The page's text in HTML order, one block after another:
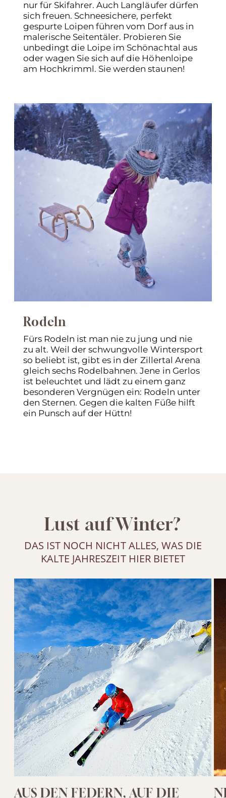
nur für Skifahrer. Auch Langläufer dürfen
sich freuen. Schneesichere, perfekt
gespurte Loipen führen vom Dorf aus in
malerische Seitentäler. Probieren Sie
unbedingt die Loipe im Schönachtal aus
oder wagen Sie sich auf die Höhenloipe
am Hochkrimml. Sie werden staunen!
Rodeln
Fürs Rodeln ist man nie zu jung und nie
zu alt. Weil der schwungvolle Wintersport
so beliebt ist, gibt es in der Zillertal Arena
gleich sechs Rodelbahnen. Jene in Gerlos
ist beleuchtet und lädt zu einem ganz
besonderen Vergnügen ein: Rodeln unter
den Sternen. Gegen die kalten Füße hilft
ein Punsch auf der Hüttn!
Lust auf Winter?
DAS IST NOCH NICHT ALLES, WAS DIE
KALTE JAHRESZEIT HIER BIETET
AUS DEN FEDERN, AUF DIE